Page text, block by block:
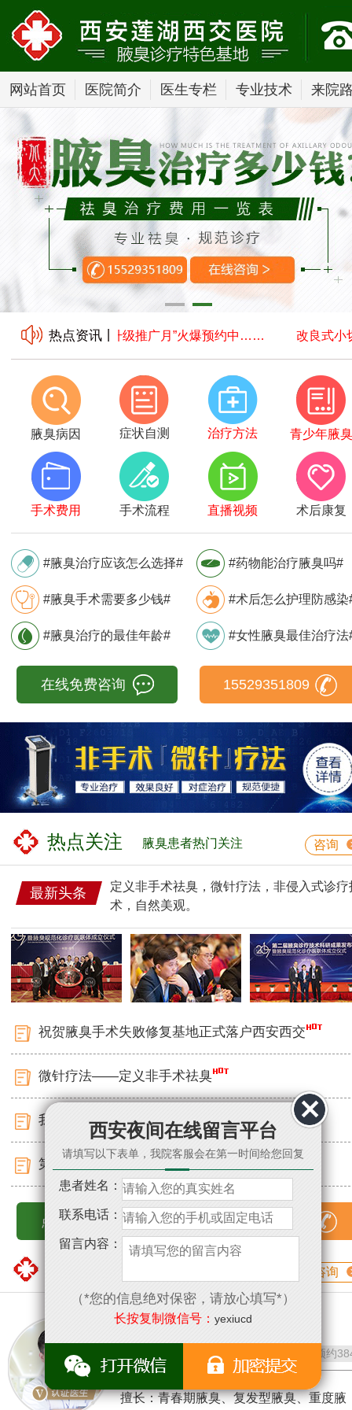
西安夜间在线留言平台
请填写以下表单，我院客服会在第一时间给您回复
患者姓名：
联系电话：
留言内容：
（*您的信息绝对保密，请放心填写*）
长按复制微信号： yexiucd
网站首页 医院简介 医生专栏 专业技术 来院
热点资讯丨
汗腺清除术技术升级推广月”火爆预约中…… 改良式小
腋臭病因 症状自测 治疗方法 青少年腋臭
手术费用 手术流程 直播视频 术后康复
#腋臭治疗应该怎么选择# #药物能治疗腋臭吗#
#腋臭手术需要多少钱# #术后怎么护理防感染
#腋臭治疗的最佳年龄# #女性腋臭最佳治疗法
在线免费咨询 15529351809
热点关注 腋臭患者热门关注 咨询
最新头条
定义非手术祛臭，微针疗法，非侵入式诊疗
术，自然美观。
祝贺腋臭手术失败修复基地正式落户西安西交
微针疗法——定义非手术祛臭
我院应邀出席第二届腋臭诊疗科研峰会
第二届腋臭临床康复成果展圆满落幕
点击查看更多 15529351809
咨询
董永刚 / 腋臭科医生
预约
擅长：青春期腋臭、复发型腋臭、重度腋